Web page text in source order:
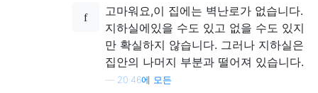
고마워요,이 집에는 벽난로가 없습니다.
지하실에있을 수도 있고 없을 수도 있지
만 확실하지 않습니다. 그러나 지하실은
집안의 나머지 부분과 떨어져 있습니다.
20:46에 모든